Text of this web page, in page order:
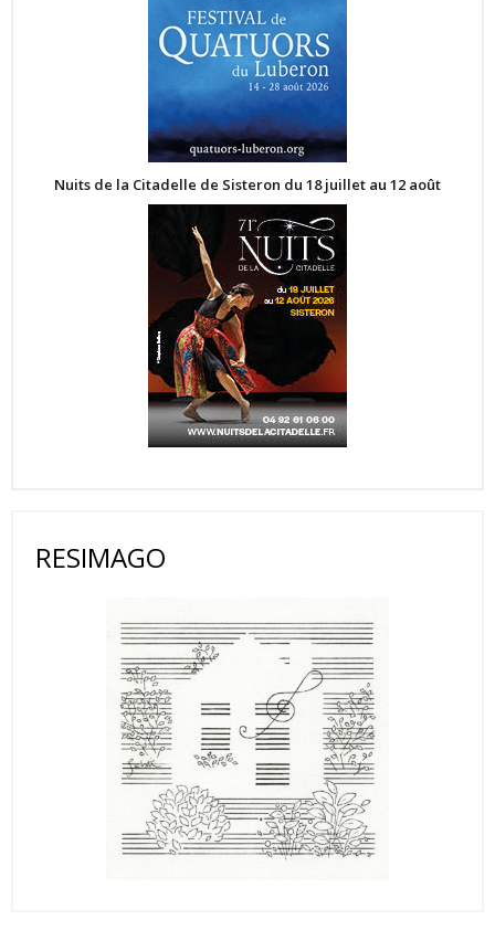
Nuits de la Citadelle de Sisteron du 18 juillet au 12 août
RESIMAGO